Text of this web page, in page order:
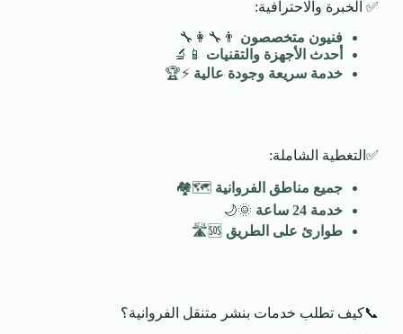
✅ الخبرة والاحترافية:
فنيون متخصصون 👨‍🔧👩‍🔧
أحدث الأجهزة والتقنيات 📱🔬
خدمة سريعة وجودة عالية ⚡🏆
✅التغطية الشاملة:
جميع مناطق الفروانية 🗺️🏘️
خدمة 24 ساعة
🌞🌙
طوارئ على الطريق
📞كيف تطلب خدمات بنشر متنقل الفروانية؟